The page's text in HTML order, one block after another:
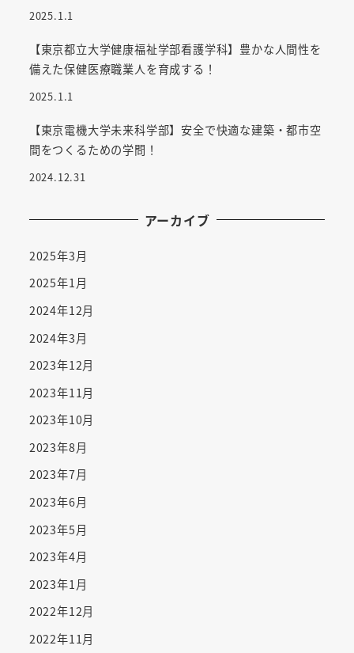
2025.1.1
【東京都立大学健康福祉学部看護学科】豊かな人間性を
備えた保健医療職業人を育成する！
2025.1.1
【東京電機大学未来科学部】安全で快適な建築・都市空
間をつくるための学問！
2024.12.31
アーカイブ
2025年3月
2025年1月
2024年12月
2024年3月
2023年12月
2023年11月
2023年10月
2023年8月
2023年7月
2023年6月
2023年5月
2023年4月
2023年1月
2022年12月
2022年11月